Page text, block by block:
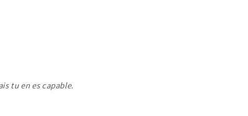
tu en es capable.